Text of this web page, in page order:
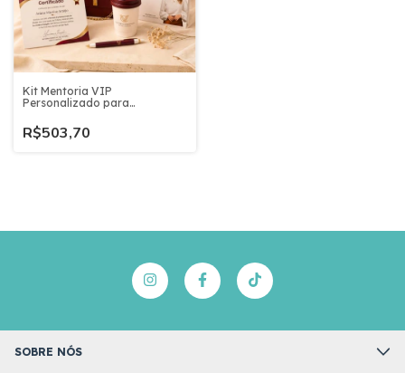
Kit Mentoria VIP
Personalizado para
R$503,70
SOBRE NÓS